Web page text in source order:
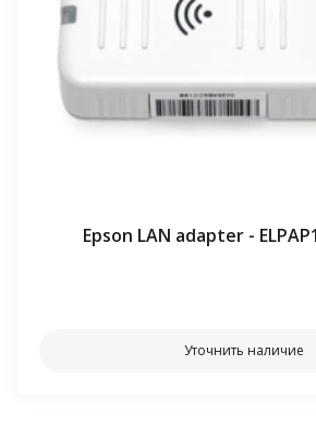
Epson LAN adapter -
Уточнить наличие